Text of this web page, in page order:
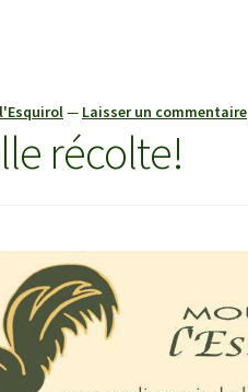
— Laisser un commentaire
récolte!